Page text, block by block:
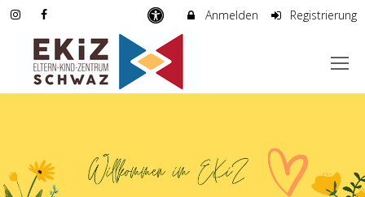
Anmelden Registrierung